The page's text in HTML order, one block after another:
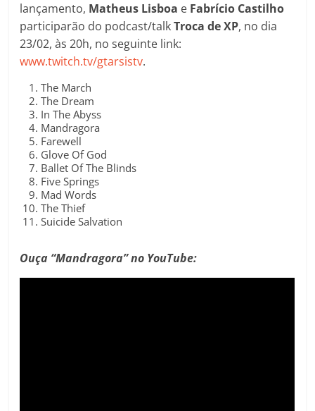
lançamento, Matheus Lisboa e Fabrício Castilho
participarão do podcast/talkTroca de XP, no dia
23/02, às 20h, no seguinte link:
www.twitch.tv/gtarsistv.
The March
The Dream
In The Abyss
Mandragora
Farewell
Glove Of God
Ballet Of The Blinds
Five Springs
Mad Words
The Thief
Suicide Salvation
Ouça “Mandragora” no YouTube: